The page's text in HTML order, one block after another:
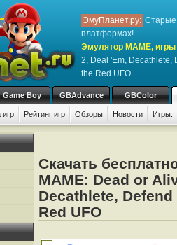
ЭмуПланет.ру: Старые
платформах!
Эмулятор MAME,
2, Deal 'Em, Decathlete,
the Red UFO
Game Boy GBAdvance GBColor
Рейтинг игр Обзоры Новости Игры:
Скачать
MAME: Dead or
Decathlete,
Red UFO